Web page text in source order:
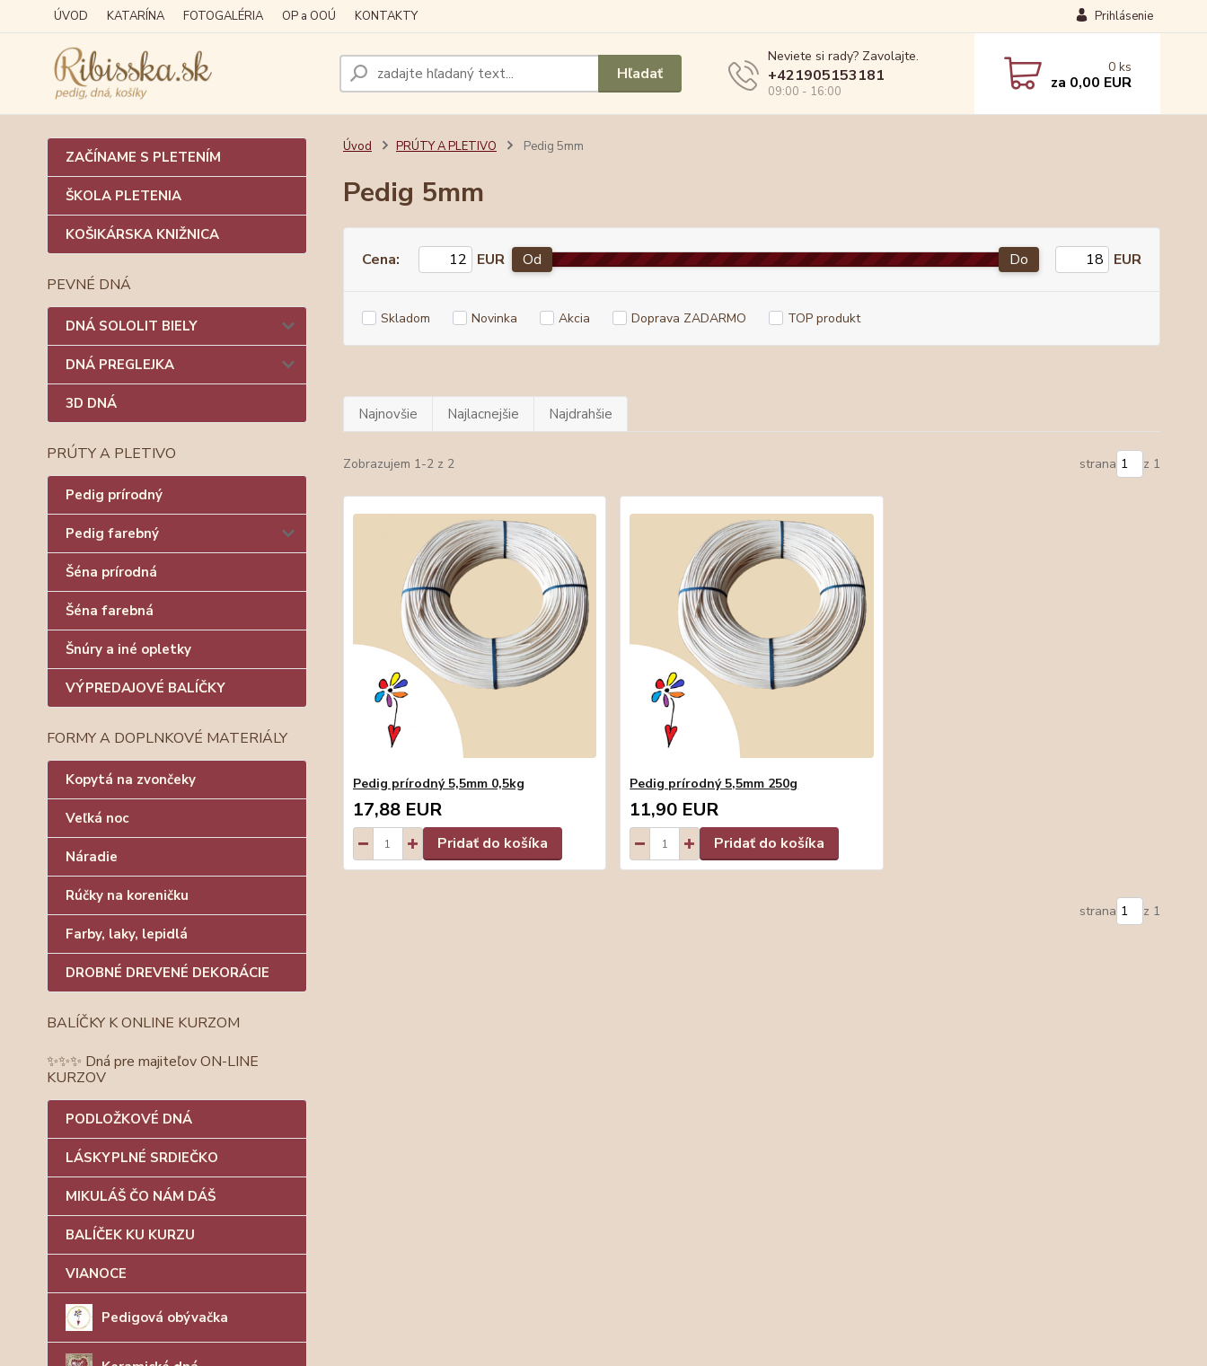
ÚVOD KATARÍNA FOTOGALÉRIA OP a OOÚ KONTAKTY Prihlásenie
Hľadať
Neviete si rady? Zavolajte.
+421905153181
09:00 - 16:00
0 ks
za 0,00 EUR
ZAČÍNAME S PLETENÍM
ŠKOLA PLETENIA
KOŠIKÁRSKA KNIŽNICA
PEVNÉ DNÁ
DNÁ SOLOLIT BIELY
DNÁ PREGLEJKA
3D DNÁ
PRÚTY A PLETIVO
Pedig prírodný
Pedig farebný
Šéna prírodná
Šéna farebná
Šnúry a iné opletky
VÝPREDAJOVÉ BALÍČKY
FORMY A DOPLNKOVÉ MATERIÁLY
Kopytá na zvončeky
Veľká noc
Náradie
Rúčky na koreničku
Farby, laky, lepidlá
DROBNÉ DREVENÉ DEKORÁCIE
BALÍČKY K ONLINE KURZOM
✨✨✨ Dná pre majiteľov ON-LINE
KURZOV
PODLOŽKOVÉ DNÁ
LÁSKYPLNÉ SRDIEČKO
MIKULÁŠ ČO NÁM DÁŠ
BALÍČEK KU KURZU
VIANOCE
Pedigová obývačka
Úvod PRÚTY A PLETIVO Pedig 5mm
Pedig 5mm
Cena: EUR Od Do EUR
Skladom Novinka Akcia Doprava ZADARMO TOP produkt
Najnovšie Najlacnejšie Najdrahšie
Zobrazujem 1-2 z 2 strana z 1
Pedig prírodný 5,5mm 0,5kg
17,88 EUR
Pridať do košíka
Pedig prírodný 5,5mm 250g
11,90 EUR
Pridať do košíka
strana z 1